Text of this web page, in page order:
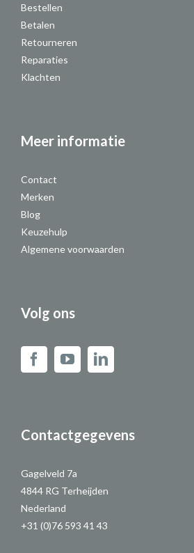
Bestellen
Betalen
Retourneren
Reparaties
Klachten
Meer informatie
Contact
Merken
Blog
Keuzehulp
Algemene voorwaarden
Volg ons
Contactgegevens
Gagelveld 7a
4844 RG Terheijden
Nederland
+31 (0)76 593 41 43